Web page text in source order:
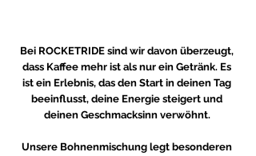
Bei ROCKETRIDE sind wir davon überzeugt,
dass Kaffee mehr ist als nur ein Getränk. Es
ist ein Erlebnis, das den Start in deinen Tag
beeinflusst, deine Energie steigert und
deinen Geschmacksinn verwöhnt.
Unsere Bohnenmischung legt besonderen